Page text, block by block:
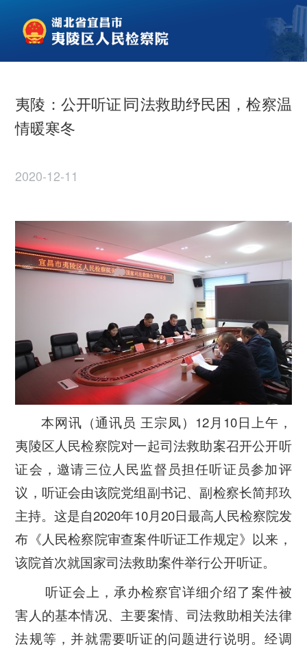
夷陵：公开听证∣司法救助纾民困，检察温
情暖寒冬
2020-12-11
本网讯（通讯员 王宗凤）12月 10日上午，
夷陵区人民检察院对一起司法救助案召开公开听
证会，邀请三位人民监督员担任听证员参加评
议，听证会由该院党组副书记、副检察长简邦玖
主持。这是自2020年10月 20日最高人民检察院发
布《人民检察院审查案件听证工作规定》以来，
该院首次就国家司法救助案件举行公开听证。
听证会上，承办检察官详细介绍了案件被
害人的基本情况、主要案情、司法救助相关法律
法规等，并就需要听证的问题进行说明。经调